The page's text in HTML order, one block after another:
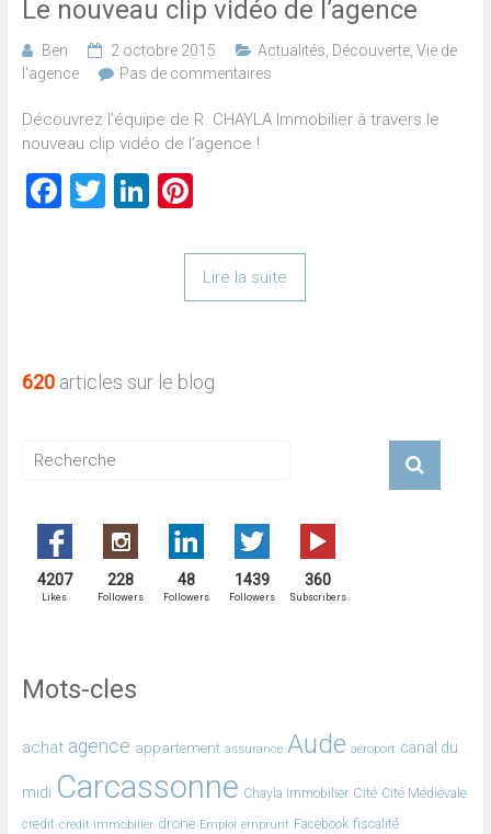
Le nouveau clip vidéo de l’agence
Ben 2 octobre 2015 Actualités, Découverte, Vie de
l'agence
Pas de commentaires
Découvrez l’équipe de R. CHAYLA Immobilier à travers le
nouveau clip vidéo de l’agence !
Facebook
TwitterLinkedIn
Lire la suite
620 articles sur le blog
4207
Likes
228
Followers
48
Followers
1439
Followers
360
Subscribers
Mots-cles
achat agence appartement assurance Aude aéroport canal du
midi Carcassonne Chayla Immobilier Cité Cité Médiévale
credit crédit immobilier drone Emploi emprunt Facebook fiscalité